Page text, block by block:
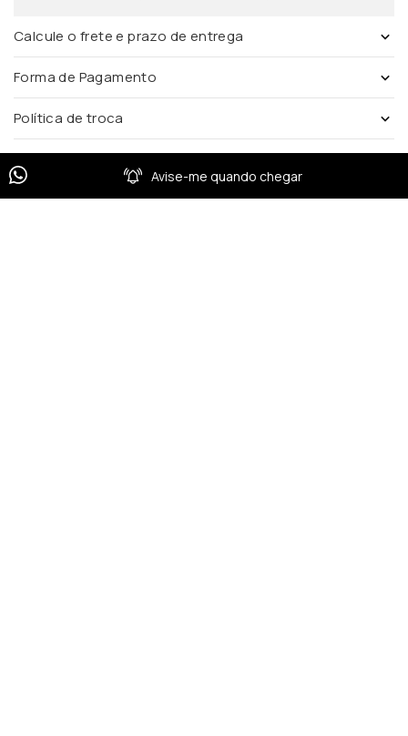
Calcule o frete e prazo de entrega
Forma de Pagamento
Política de troca
Avise-me quando chegar